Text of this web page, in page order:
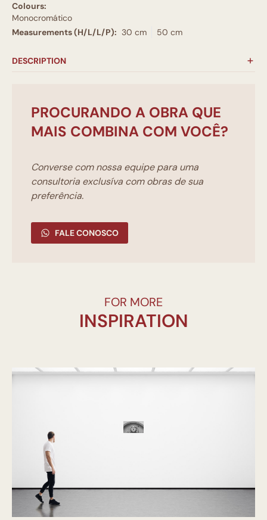
Colours:
Monocromático
Measurements (H/L/L/P): 30 cm 50 cm
DESCRIPTION
PROCURANDO A OBRA QUE
MAIS COMBINA COM VOCÊ?
Converse com nossa equipe para uma
consultoria exclusíva com obras de sua
preferência.
FALE CONOSCO
FOR MORE
INSPIRATION